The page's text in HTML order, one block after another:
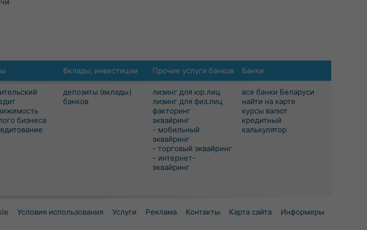
бизнеса
Вклады, инвестиции
депозиты (вклады)
банков
Прочие услуги банков
лизинг для юр.лиц
лизинг для физ.лиц
факторинг
эквайринг
- мобильный
эквайринг
- торговый эквайринг
- интернет-
эквайринг
Банки
все банки Беларуси
найти на карте
курсы валют
кредитный
калькулятор
Условия использования Услуги Реклама Контакты Карта сайта Информеры